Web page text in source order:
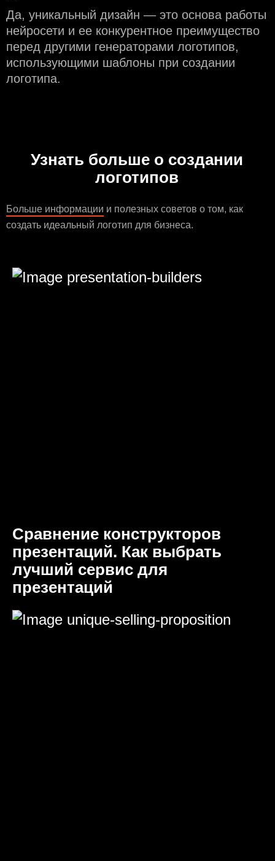
Да, уникальный дизайн — это основа работы
нейросети и еe конкурентное преимущество
перед другими генераторами логотипов,
использующими шаблоны при создании
логотипа.
Узнать больше о создании
логотипов
Больше информации и полезных советов о том, как
создать идеальный логотип для бизнеса.
Сравнение конструкторов
презентаций. Как выбрать
лучший сервис для
презентаций